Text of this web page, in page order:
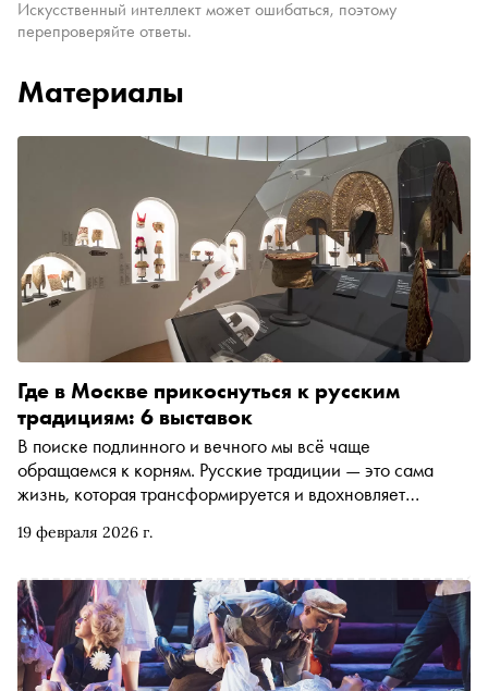
Искусственный интеллект может ошибаться, поэтому
перепроверяйте ответы.
Материалы
19 февраля 2026 г.
Где в Москве прикоснуться к русским
традициям: 6 выставок
В поиске подлинного и вечного мы всё чаще
обращаемся к корням. Русские традиции — это сама
жизнь, которая трансформируется и вдохновляет
проходит несколько выставок, на которых можно увидеть
наиболее ярких и интересных из них